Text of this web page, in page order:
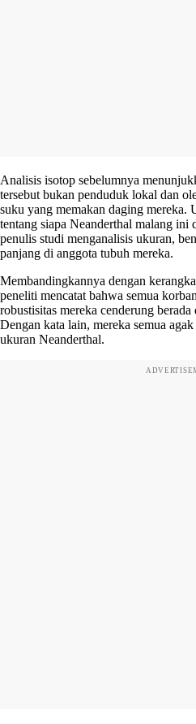
Analisis isotop sebelumnya
tersebut bukan penduduk lokal dan
suku yang memakan daging mereka.
tentang siapa Neanderthal malang ini
penulis studi menganalisis ukuran,
panjang di anggota tubuh mereka.
Membandingkannya dengan
peneliti mencatat bahwa semua
robustisitas mereka cenderung
Dengan kata lain, mereka semua
ukuran Neanderthal.